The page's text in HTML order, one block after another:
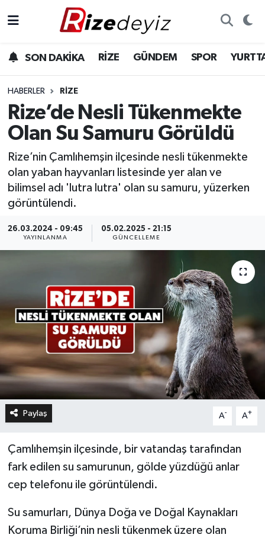
SON DAKİKA RİZE GÜNDEM SPOR
HABERLER RIZE
Rize’de Nesli Tükenmekte
Olan Su Samuru Görüldü
Rize’nin Çamlıhemşin ilçesinde nesli tükenmekte
olan yaban hayvanları listesinde yer alan ve
bilimsel adı 'lutra lutra' olan su samuru, yüzerken
görüntülendi.
26.03.2024 - 09:45
YAYINLANMA
05.02.2025 - 21:15
GÜNCELLEME
Paylaş A- A+
Çamlıhemşin ilçesinde, bir vatandaş tarafından
fark edilen su samurunun, gölde yüzdüğü anlar
cep telefonu ile görüntülendi.
Su samurları, Dünya Doğa ve Doğal Kaynakları
Koruma Birliği’nin nesli tükenmek üzere olan
Gündem
Yurttan Haberler
Ekonomi
Teknoloji
Rize Hava Durumu
Rize Trafik Yoğunluk Haritası
Süper Lig Puan Durumu ve Fikstür
Tüm Manşetler
Haber Arşivi